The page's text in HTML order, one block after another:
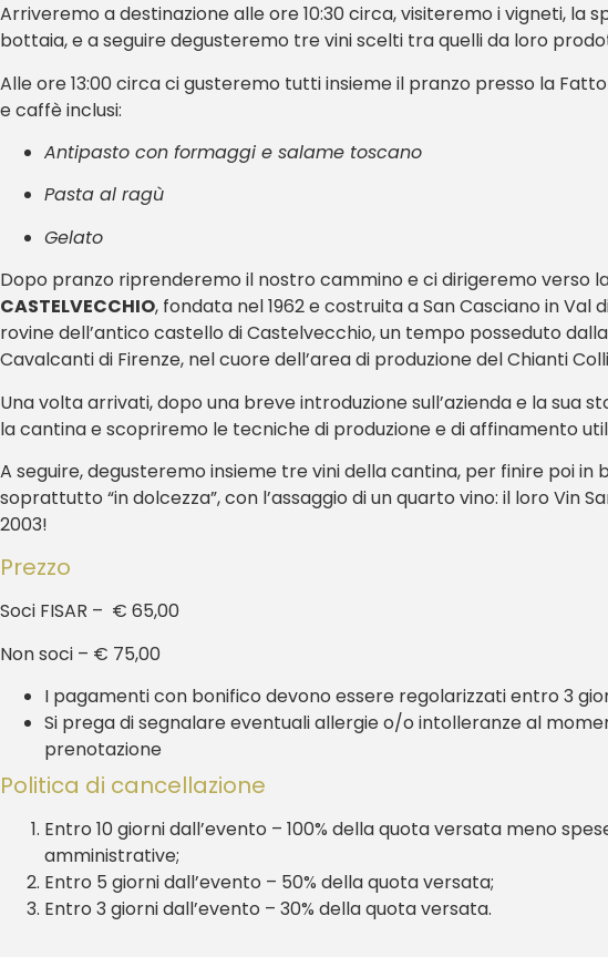
Arriveremo a destinazione alle ore 10:30 circa, visiteremo i vigneti, la
bottaia, e a seguire degusteremo tre vini scelti tra quelli da loro
Alle ore 13:00 circa ci gusteremo tutti insieme il pranzo presso la
e caffè inclusi:
Antipasto con formaggi e salame toscano
Pasta al ragù
Gelato
Dopo pranzo riprenderemo il nostro cammino e ci dirigeremo verso
CASTELVECCHIO, fondata nel 1962 e costruita a San Casciano in Val
rovine dell’antico castello di Castelvecchio, un tempo posseduto
Cavalcanti di Firenze, nel cuore dell’area di produzione del Chianti
Una volta arrivati, dopo una breve introduzione sull’azienda e la sua
la cantina e scopriremo le tecniche di produzione e di affinamento
A seguire, degusteremo insieme tre vini della cantina, per finire poi in
soprattutto “in dolcezza”, con l’assaggio di un quarto vino: il loro Vin
2003!
Prezzo
Soci FISAR – € 65,00
Non soci – € 75,00
I pagamenti con bonifico devono essere regolarizzati entro 3
Si prega di segnalare eventuali allergie o/o intolleranze al
prenotazione
Politica di cancellazione
Entro 10 giorni dall’evento – 100% della quota versata meno
amministrative;
Entro 5 giorni dall’evento – 50% della quota versata;
Entro 3 giorni dall’evento – 30% della quota versata.